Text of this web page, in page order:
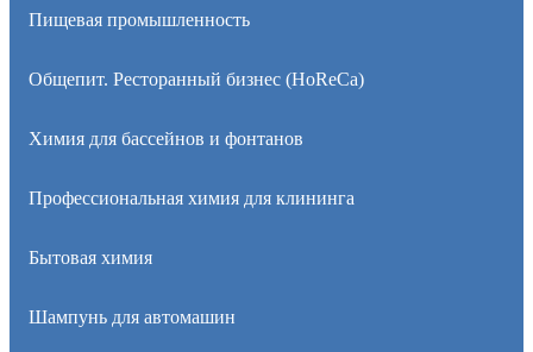
Пищевая промышленность
Общепит. Ресторанный бизнес (HoReCa)
Химия для бассейнов и фонтанов
Профессиональная химия для клининга
Бытовая химия
Шампунь для автомашин